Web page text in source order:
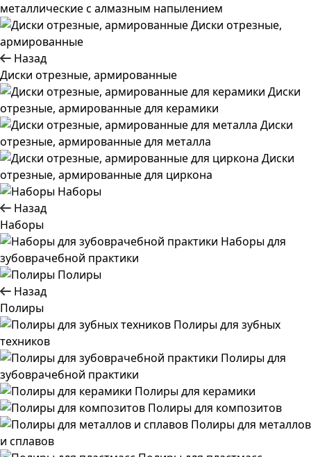
металлические с алмазным напылением
Диски отрезные,
армированные
Назад
Диски отрезные, армированные
Диски
отрезные, армированные для керамики
Диски
отрезные, армированные для металла
Диски
отрезные, армированные для циркона
Наборы
Назад
Наборы
Наборы для
зубоврачебной практики
Полиры
Назад
Полиры
Полиры для зубных
техников
Полиры для
зубоврачебной практики
Полиры для керамики
Полиры для композитов
Полиры для металлов
и сплавов